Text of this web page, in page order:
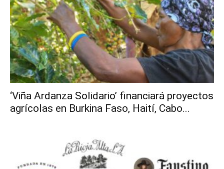
‘Viña Ardanza Solidario’ financiará proyectos
agrícolas en Burkina Faso, Haití, Cabo...